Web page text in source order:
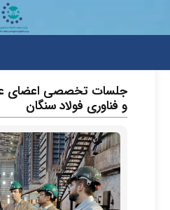
جلسات تخصصی اعضای
و فناوری فولاد سنگان